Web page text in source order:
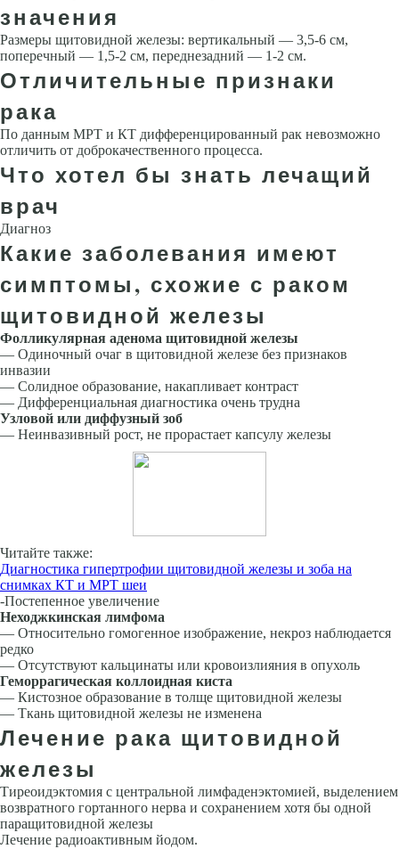
значения
Размеры щитовидной железы: вертикальный — 3,5-6 см,
поперечный — 1,5-2 см, переднезадний — 1-2 см.
Отличительные признаки
рака
По данным МРТ и КТ дифференцированный рак невозможно
отличить от доброкачественного процесса.
Что хотел бы знать лечащий
врач
Диагноз
Какие заболевания имеют
симптомы, схожие с раком
щитовидной железы
Фолликулярная аденома щитовидной железы
— Одиночный очаг в щитовидной железе без призна­ков
инвазии
— Солидное образование, накапливает контраст
— Дифференциальная диагностика очень трудна
Узловой или диффузный зоб
— Неинвазивный рост, не прорастает капсулу железы
Читайте также:
Диагностика гипертрофии щитовидной железы и зоба на
снимках КТ и МРТ шеи
-Постепенное увеличение
Неходжкинская лимфома
— Относительно гомогенное изображение, некроз наблюдается
редко
— Отсутствуют кальцинаты или кровоизлияния в опу­холь
Геморрагическая коллоидная киста
— Кистозное образование в толще щитовидной железы
— Ткань щитовидной железы не изменена
Лечение рака щитовидной
железы
Тиреоидэктомия с центральной лимфаденэктомией, выделением
возврат­ного гортанного нерва и сохранением хотя бы одной
паращитовидной же­лезы
Лечение радиоактивным йодом.